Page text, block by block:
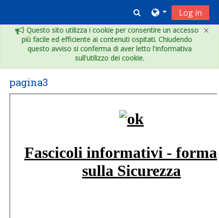
×
Questo sito utilizza i cookie per consentire un accesso
più facile ed efficiente ai contenuti ospitati. Chiudendo
questo avviso si conferma di aver letto l'informativa
sull'utilizzo dei cookie.
Toggle search
Log in
pagina3